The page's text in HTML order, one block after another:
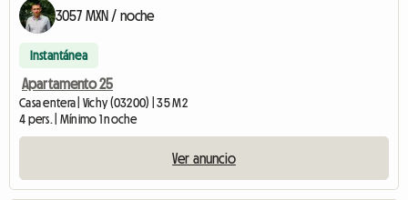
3057 MXN / noche
Instantánea
Apartamento 25
Casa entera | Vichy (03200) | 35 M2
4 pers. | Mínimo 1 noche
Ver anuncio